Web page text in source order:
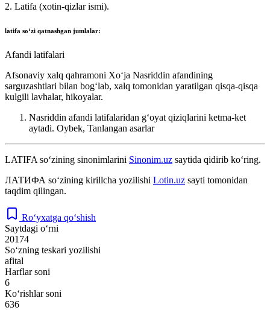
2. Latifa (xotin-qizlar ismi).
latifa soʻzi qatnashgan jumlalar:
Afandi latifalari
Afsonaviy xalq qahramoni Xoʻja Nasriddin afandining
sarguzashtlari bilan bogʻlab, xalq tomonidan yaratilgan qisqa-qisqa
kulgili lavhalar, hikoyalar.
Nasriddin afandi latifalaridan gʻoyat qiziqlarini ketma-ket
aytadi. Oybek, Tanlangan asarlar
LATIFA so‘zining sinonimlarini Sinonim.uz saytida qidirib ko‘ring.
ЛАТИФА so‘zining kirillcha yozilishi Lotin.uz sayti tomonidan
taqdim qilingan.
Ro‘yxatga qo‘shish
Saytdagi o‘rni
20174
So‘zning teskari yozilishi
afital
Harflar soni
6
Ko‘rishlar soni
636